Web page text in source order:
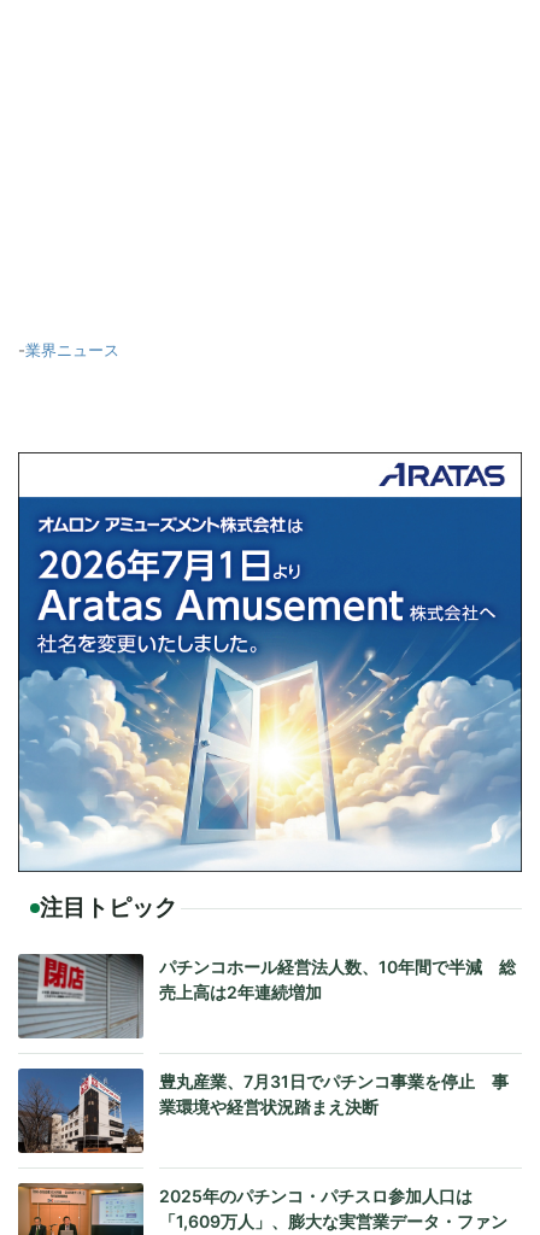
-業界ニュース
注目トピック
パチンコホール経営法人数、10年間で半減 総
売上高は2年連続増加
豊丸産業、7月31日でパチンコ事業を停止 事
業環境や経営状況踏まえ決断
2025年のパチンコ・パチスロ参加人口は
「1,609万人」、膨大な実営業データ・ファン